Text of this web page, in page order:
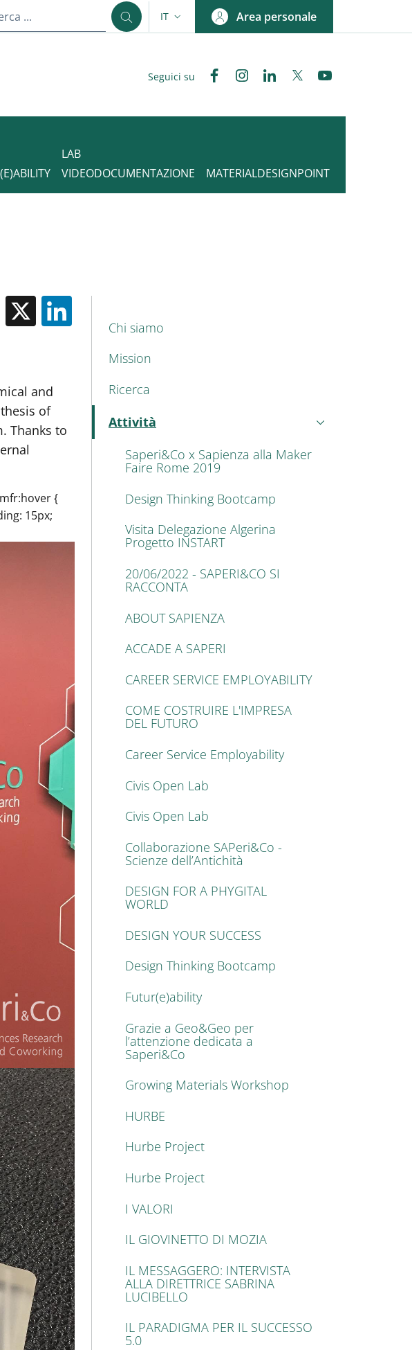
SELETTORE LINGUA: CURRENT LANGUAGE
IT Area personale
Seguici su FacebookInstagramLinkedinTwitter
LAB
VIDEODOCUMENTAZIONE
MATERIALDESIGNPOINT
Facebook
X
and
of
Thanks to
{
15px;
MAIN NAVIGATION
Chi siamo
Mission
Ricerca
Attività
Attivo
Saperi&Co x Sapienza alla Maker
Faire Rome 2019
Design Thinking Bootcamp
Visita Delegazione Algerina
Progetto INSTART
20/06/2022 - SAPERI&CO SI
RACCONTA
ABOUT SAPIENZA
ACCADE A SAPERI
CAREER SERVICE EMPLOYABILITY
COME COSTRUIRE L'IMPRESA
DEL FUTURO
Career Service Employability
Civis Open Lab
Civis Open Lab
Collaborazione SAPeri&Co -
Scienze dell’Antichità
DESIGN FOR A PHYGITAL
WORLD
DESIGN YOUR SUCCESS
Design Thinking Bootcamp
Futur(e)ability
Grazie a Geo&Geo per
l’attenzione dedicata a
Saperi&Co
Growing Materials Workshop
HURBE
Hurbe Project
Hurbe Project
I VALORI
IL GIOVINETTO DI MOZIA
IL MESSAGGERO: INTERVISTA
ALLA DIRETTRICE SABRINA
LUCIBELLO
IL PARADIGMA PER IL SUCCESSO
5.0